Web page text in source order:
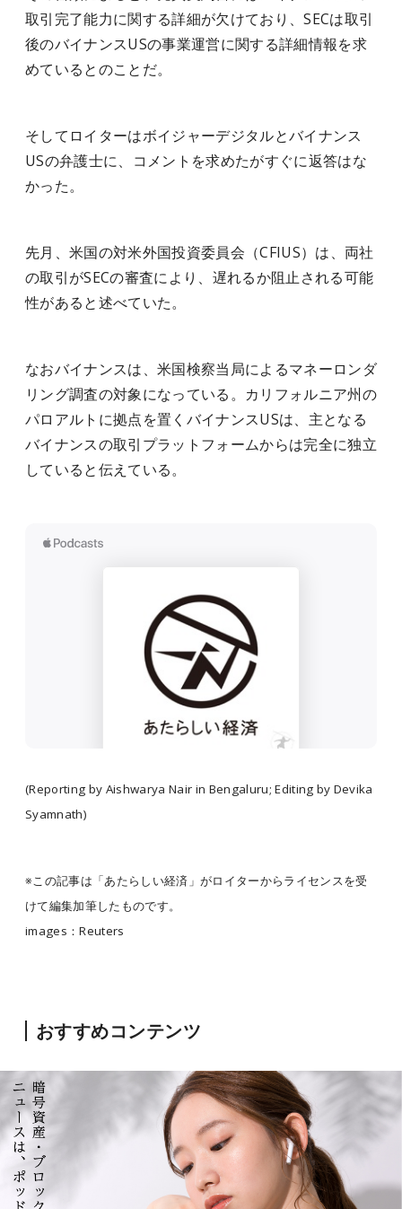
取引完了能力に関する詳細が欠けており、SECは取引
後のバイナンスUSの事業運営に関する詳細情報を求
めているとのことだ。
そしてロイターはボイジャーデジタルとバイナンス
USの弁護士に、コメントを求めたがすぐに返答はな
かった。
先月、米国の対米外国投資委員会（CFIUS）は、両社
の取引がSECの審査により、遅れるか阻止される可能
性があると述べていた。
なおバイナンスは、米国検察当局によるマネーロンダ
リング調査の対象になっている。カリフォルニア州の
パロアルトに拠点を置くバイナンスUSは、主となる
バイナンスの取引プラットフォームからは完全に独立
していると伝えている。
(Reporting by Aishwarya Nair in Bengaluru; Editing by Devika
Syamnath)
※この記事は「あたらしい経済」がロイターからライセンスを受
けて編集加筆したものです。
images：Reuters
おすすめコンテンツ